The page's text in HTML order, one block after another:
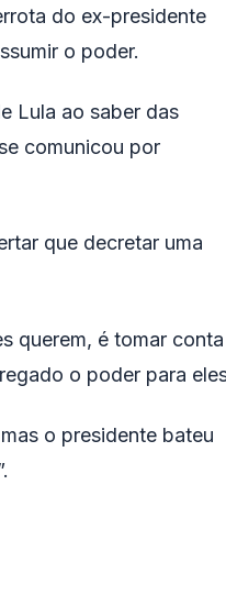
do ex-presidente
o poder.
Lula ao saber das
comunicou por
que decretar uma
querem, é tomar conta
o poder para
o presidente bateu